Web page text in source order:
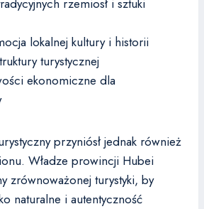
rzemiosł i sztuki
lokalnej kultury i historii
turystycznej
ekonomiczne dla
przyniósł jednak również
Władze prowincji Hubei
zrównoważonej turystyki, by
naturalne i autentyczność